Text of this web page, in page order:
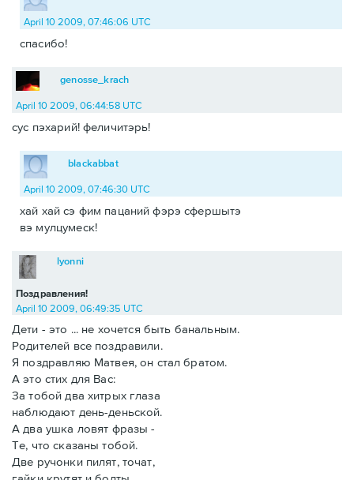
April 10 2009, 07:46:06 UTC
спасибо!
genosse_krach
April 10 2009, 06:44:58 UTC
сус пэхарий! феличитэрь!
blackabbat
April 10 2009, 07:46:30 UTC
хай хай сэ фим пацаний фэрэ сфершытэ
вэ мулцумеск!
Поздравления!
lyonni
April 10 2009, 06:49:35 UTC
Дети - это ... не хочется быть банальным.
Родителей все поздравили.
Я поздравляю Матвея, он стал братом.
А это стих для Вас:
За тобой два хитрых глаза
наблюдают день-деньской.
А два ушка ловят фразы -
Те, что сказаны тобой.
Две ручонки пилят, точат,